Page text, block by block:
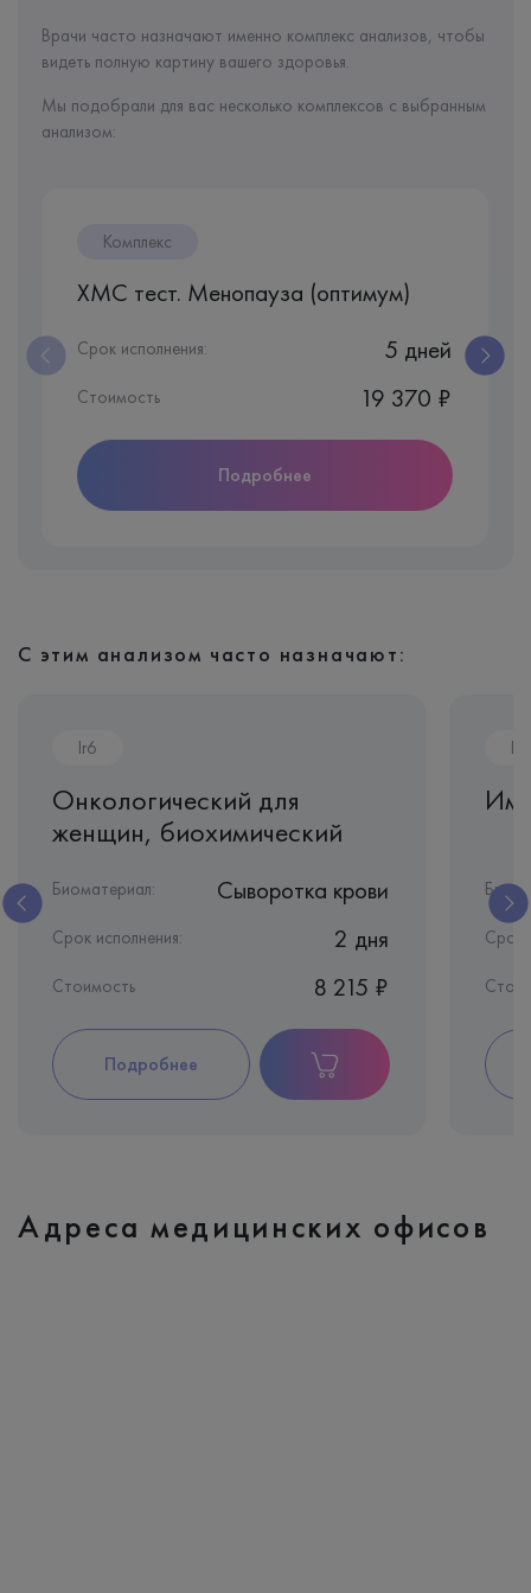
Врачи часто назначают именно комплекс анализов, чтобы
видеть полную картину вашего здоровья.
Мы подобрали для вас несколько комплексов с выбранным
анализом:
Комплекс
ХМС тест. Менопауза (оптимум)
Срок исполнения: 5 дней
Стоимость 19 370 ₽
Подробнее
С этим анализом часто назначают:
Ir6
Онкологический для
женщин, биохимический
Биоматериал: Сыворотка крови
Срок исполнения: 2 дня
Стоимость 8 215 ₽
Подробнее
Срок
Адреса медицинских офисов